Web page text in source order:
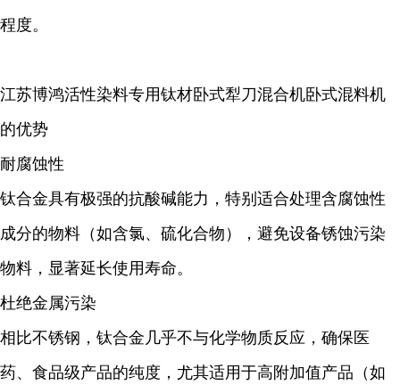
程度。
江苏博鸿活性染料专用钛材卧式犁刀混合机卧式混料机
的优势
耐腐蚀性
钛合金具有极强的抗酸碱能力，特别适合处理含腐蚀性
成分的物料（如含氯、硫化合物），避免设备锈蚀污染
物料，显著延长使用寿命。
杜绝金属污染
相比不锈钢，钛合金几乎不与化学物质反应，确保医
药、食品级产品的纯度，尤其适用于高附加值产品（如